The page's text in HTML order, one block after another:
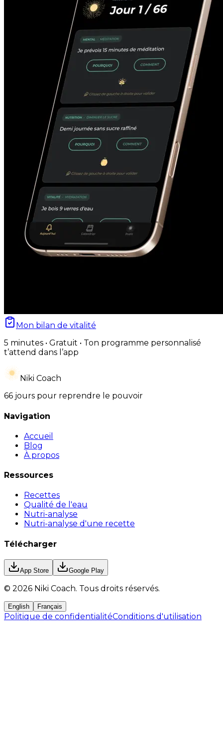
Mon bilan de vitalité
5 minutes • Gratuit • Ton programme personnalisé
t’attend dans l’app
Niki Coach
66 jours pour reprendre le pouvoir
Navigation
Accueil
Blog
À propos
Ressources
Recettes
Qualité de l'eau
Nutri-analyse
Nutri-analyse d'une recette
Télécharger
App Store Google Play
© 2026 Niki Coach. Tous droits réservés.
English Français
Politique de confidentialitéConditions d'utilisation